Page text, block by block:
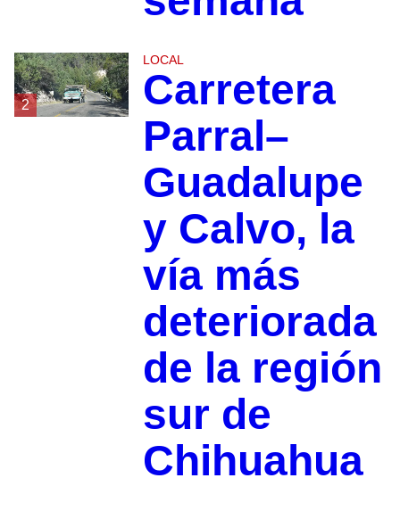
2
LOCAL
Carretera
Parral–
Guadalupe
y Calvo, la
vía más
deteriorada
de la región
sur de
Chihuahua